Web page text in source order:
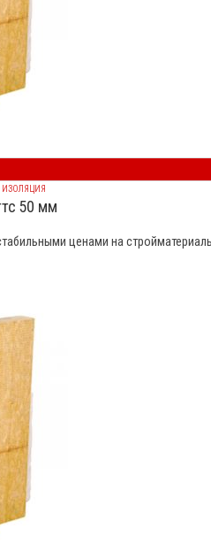
ИЗОЛЯЦИЯ
50 мм
ценами на